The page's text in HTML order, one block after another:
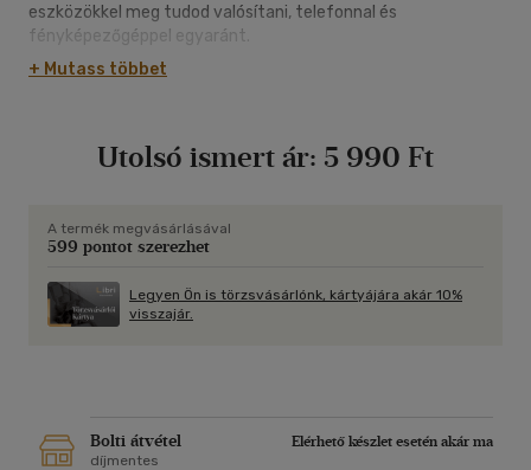
eszközökkel meg tudod valósítani, telefonnal és
fényképezőgéppel egyaránt.
A könyv közös alkotásra hív, olyan kihagyhatatlan témákat is
érintve, mint a szerzői jog és a képmegosztókra feltöltött
+ Mutass többet
Utolsó ismert ár: 5 990 Ft
A termék megvásárlásával
599 pontot szerezhet
Legyen Ön is törzsvásárlónk, kártyájára akár 10%
visszajár.
Bolti átvétel
Elérhető készlet esetén akár ma
díjmentes